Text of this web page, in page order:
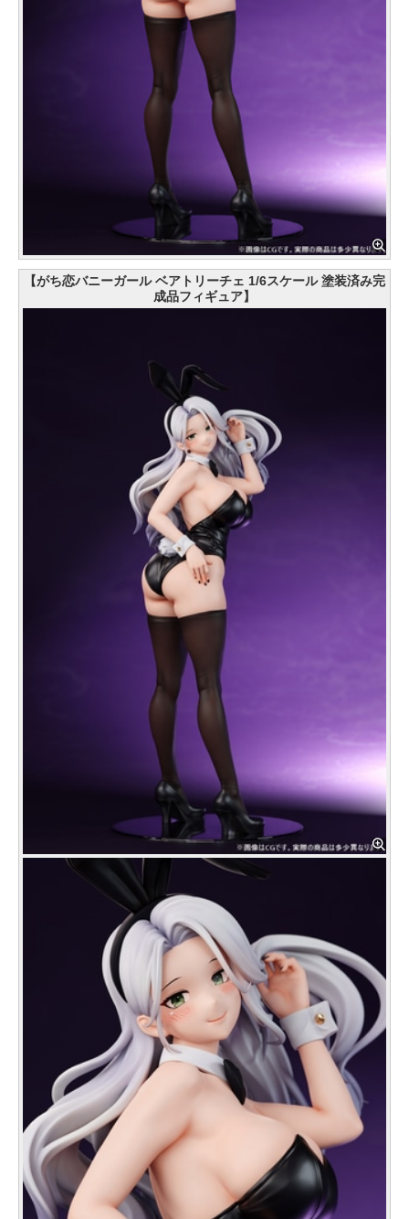
【がち恋バニーガール ベアトリーチェ 1/6スケール 塗装済み完
成品フィギュア】